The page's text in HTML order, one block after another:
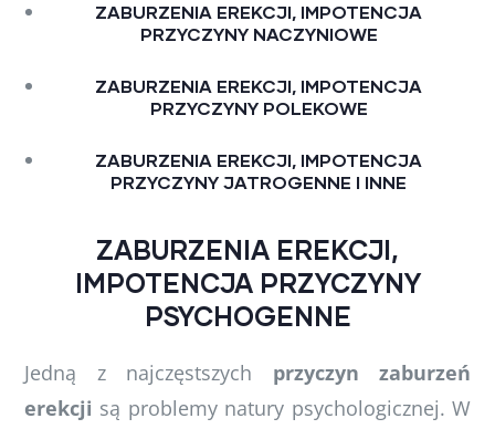
ZABURZENIA EREKCJI, IMPOTENCJA
PRZYCZYNY NACZYNIOWE
ZABURZENIA EREKCJI, IMPOTENCJA
PRZYCZYNY POLEKOWE
ZABURZENIA EREKCJI, IMPOTENCJA
PRZYCZYNY JATROGENNE I INNE
ZABURZENIA EREKCJI,
IMPOTENCJA PRZYCZYNY
PSYCHOGENNE
Jedną z najczęstszych przyczyn zaburzeń
erekcji są problemy natury psychologicznej. W